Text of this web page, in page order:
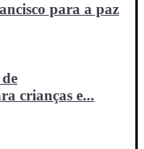
para a paz
crianças e...